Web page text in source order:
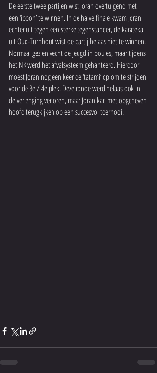
De eerste twee partijen wist Joran overtuigend met
een ‘ippon’ te winnen. In de halve finale kwam Joran
echter uit tegen een sterke tegenstander, de karateka
uit Oud-Turnhout wist de partij helaas niet te winnen.
Normaal gezien vecht de jeugd in poules, maar tijdens
het NK werd het afvalsysteem gehanteerd. Hierdoor
moest Joran nog een keer de ‘tatami’ op om te strijden
voor de 3e / 4e plek. Deze ronde werd helaas ook in
de verlenging verloren, maar Joran kan met opgeheven
hoofd terugkijken op een succesvol toernooi.